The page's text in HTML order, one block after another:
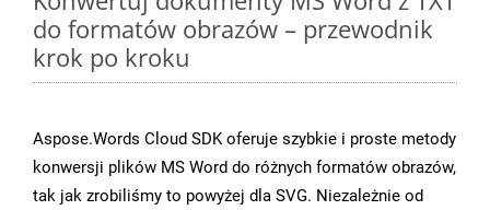
do formatów obrazów – przewodnik
krok po kroku
Aspose.Words Cloud SDK oferuje szybkie i proste metody
konwersji plików MS Word do różnych formatów obrazów,
tak jak zrobiliśmy to powyżej dla SVG. Niezależnie od